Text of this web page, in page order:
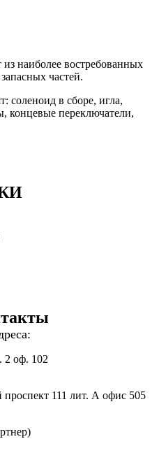
наиболее востребованных
частей.
соленоид в сборе, игла,
концевые переключатели,
2 оф. 102
проспект 111 лит. А офис 505